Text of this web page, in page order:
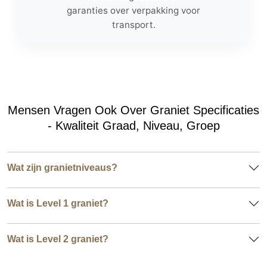
garanties over verpakking voor
transport.
Mensen Vragen Ook Over Graniet Specificaties
- Kwaliteit Graad, Niveau, Groep
Wat zijn granietniveaus?
Wat is Level 1 graniet?
Wat is Level 2 graniet?